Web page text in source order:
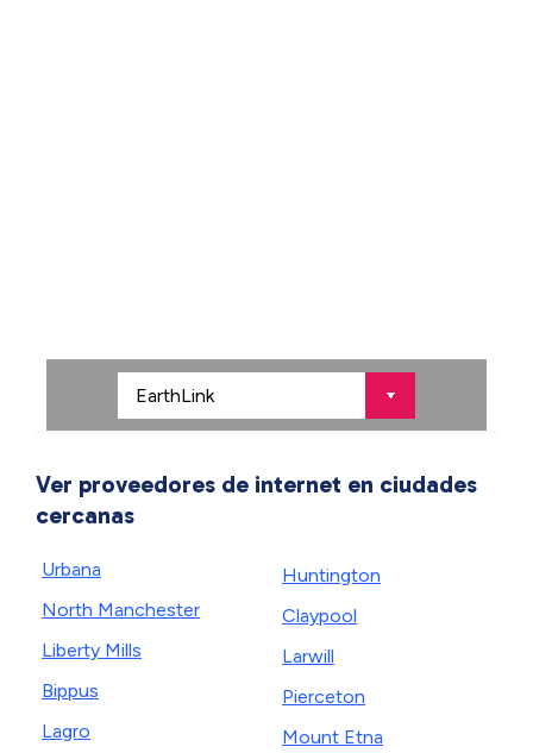
Ver proveedores de internet en ciudades
cercanas
Urbana
North Manchester
Liberty Mills
Bippus
Lagro
Huntington
Claypool
Larwill
Pierceton
Mount Etna